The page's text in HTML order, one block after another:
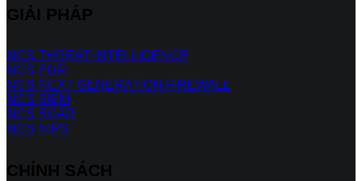
GIẢI PHÁP
NCS THREAT INTELLIGENCE
NCS EDR
NCS NEXT GENERATION FIREWALL
NCS SIEM
NCS SOAR
NCS NIPS
CHÍNH SÁCH